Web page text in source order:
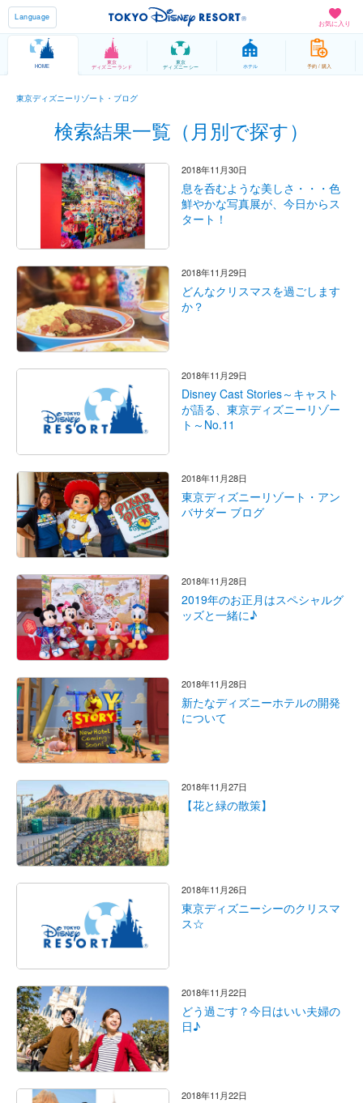
お気に入り
Language
HOME
東京
ディズニーランド
東京
ディズニーシー ホテル 予約 / 購入
東京ディズニーリゾート・ブログ
検索結果一覧（月別で探す）
2018年11月30日
息を呑むような美しさ・・・色
鮮やかな写真展が、今日からス
タート！
2018年11月29日
どんなクリスマスを過ごします
か？
2018年11月29日
Disney Cast Stories～キャスト
が語る、東京ディズニーリゾー
ト～No.11
2018年11月28日
東京ディズニーリゾート・アン
バサダー ブログ
2018年11月28日
2019年のお正月はスペシャルグ
ッズと一緒に♪
2018年11月28日
新たなディズニーホテルの開発
について
2018年11月27日
【花と緑の散策】
2018年11月26日
東京ディズニーシーのクリスマ
ス☆
2018年11月22日
どう過ごす？今日はいい夫婦の
日♪
2018年11月22日